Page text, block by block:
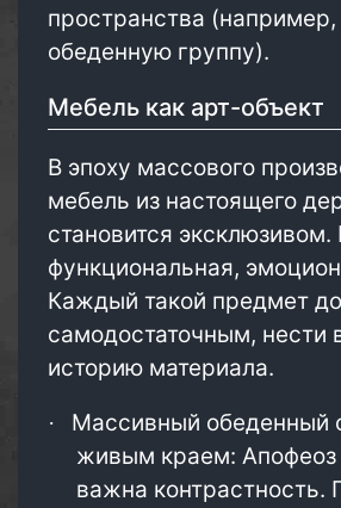
пространства
обеденную группу).
Мебель как арт-объект
В эпоху массового
мебель из настоящего
становится эксклюзивом.
функциональная,
Каждый такой предмет
самодостаточным, нести
историю материала.
· Массивный обеденный
живым краем: Апофеоз
важна контрастность.